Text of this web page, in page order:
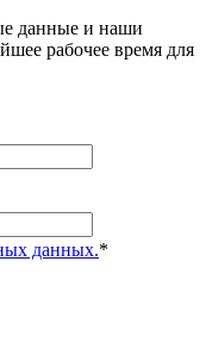
данные и наши
рабочее время для
данных.*